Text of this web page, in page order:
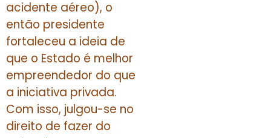
acidente aéreo), o
então presidente
fortaleceu a ideia de
que o Estado é melhor
empreendedor do que
a iniciativa privada.
Com isso, julgou-se no
direito de fazer do